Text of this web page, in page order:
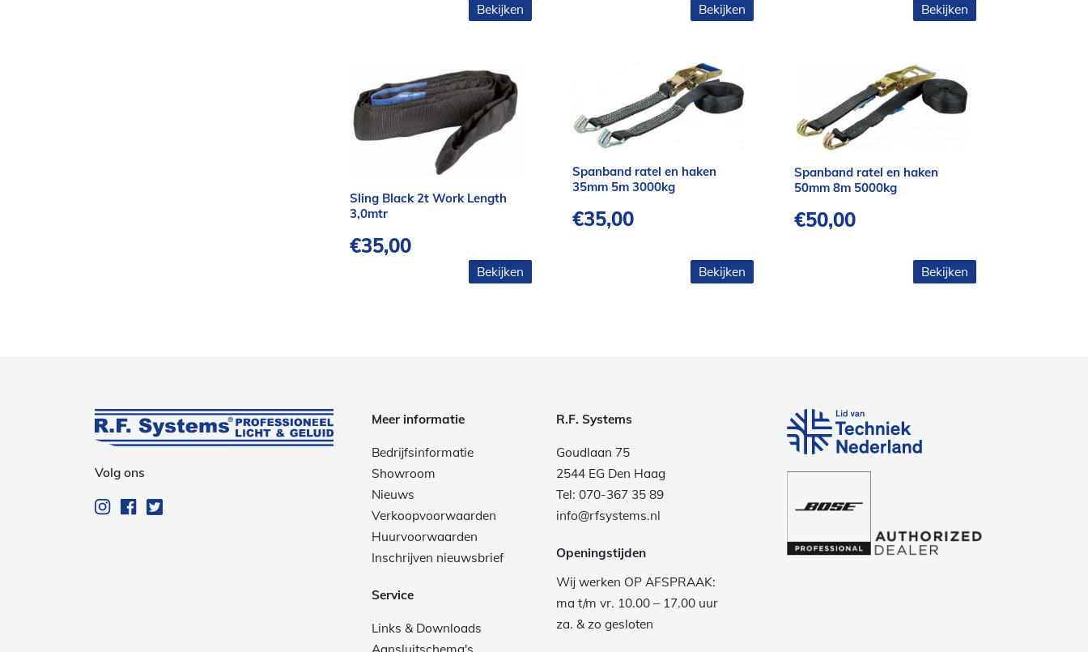
Bekijken Bekijken Bekijken
Sling Black 2t Work Length
3,0mtr
€35,00
Bekijken
Spanband ratel en haken
35mm 5m 3000kg
€35,00
Bekijken
Spanband ratel en haken
50mm 8m 5000kg
€50,00
Bekijken
Volg ons
Meer informatie
Bedrijfsinformatie
Showroom
Nieuws
Verkoopvoorwaarden
Huurvoorwaarden
Inschrijven nieuwsbrief
Service
Links & Downloads
Aansluitschema's
R.F. Systems
Goudlaan 75
2544 EG Den Haag
Tel: 070-367 35 89
info@rfsystems.nl
Openingstijden
Wij werken OP AFSPRAAK:
ma t/m vr. 10.00 – 17.00 uur
za. & zo gesloten